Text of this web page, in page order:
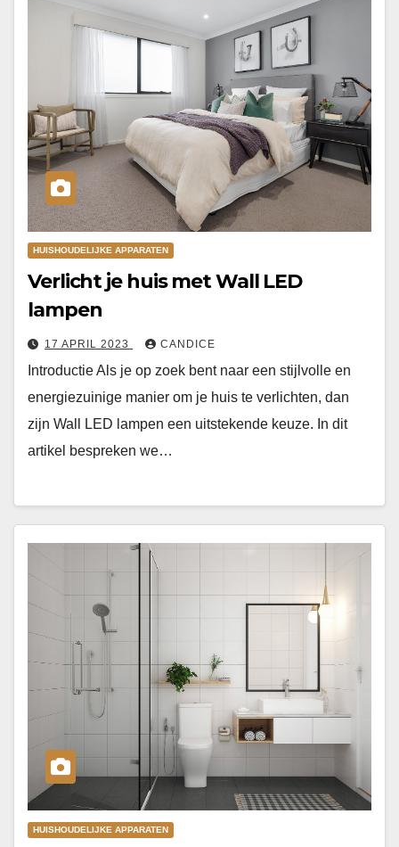
HUISHOUDELIJKE APPARATEN
Verlicht je huis met Wall LED
lampen
17 APRIL 2023 CANDICE
Introductie Als je op zoek bent naar een stijlvolle en
energiezuinige manier om je huis te verlichten, dan
zijn Wall LED lampen een uitstekende keuze. In dit
artikel bespreken we…
HUISHOUDELIJKE APPARATEN